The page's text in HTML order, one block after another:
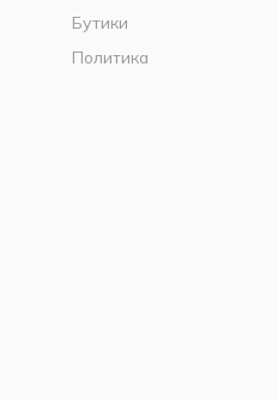
Бутики
Политика